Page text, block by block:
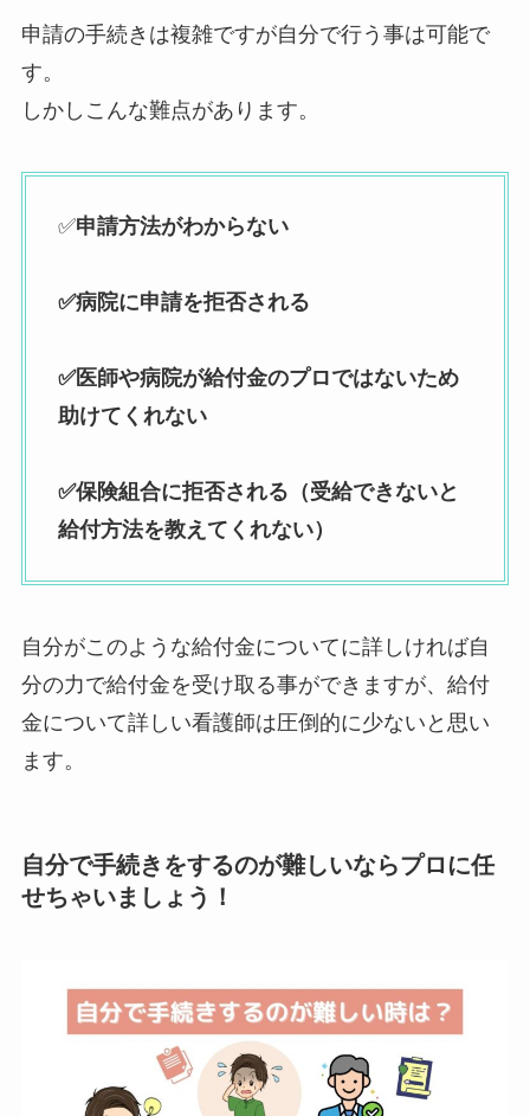
申請の手続きは複雑ですが自分で行う事は可能で
す。
しかしこんな難点があります。
✅申請方法がわからない
✅病院に申請を拒否される
✅医師や病院が給付金のプロではないため
助けてくれない
✅保険組合に拒否される（受給できないと
給付方法を教えてくれない）
自分がこのような給付金についてに詳しければ自
分の力で給付金を受け取る事ができますが、給付
金について詳しい看護師は圧倒的に少ないと思い
ます。
自分で手続きをするのが難しいならプロに任
せちゃいましょう！